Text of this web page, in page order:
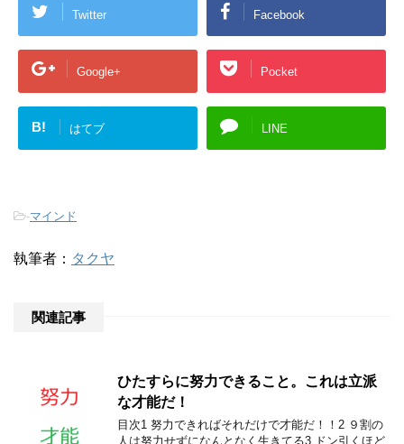
Twitter Facebook
Google+ Pocket
B! はてブ LINE
-マインド
執筆者： タクヤ
関連記事
ひたすらに努力できること。これは立派
な才能だ！
目次1 努力できればそれだけで才能だ！！2 ９割の
人は努力せずになんとなく生きてる3 ドン引くほど